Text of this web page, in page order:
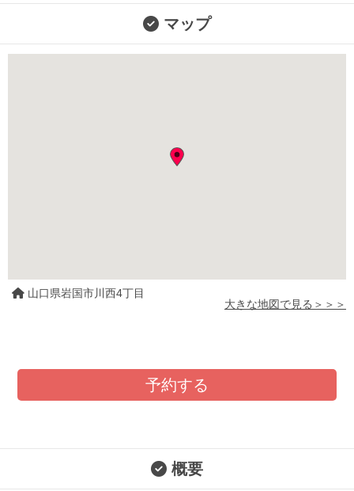
マップ
山口県岩国市川西4丁目
大きな地図で見る＞＞＞
予約する
概要